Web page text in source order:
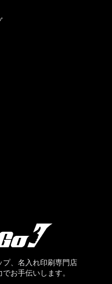
プ、名入れ印刷専門店
お手伝いします。